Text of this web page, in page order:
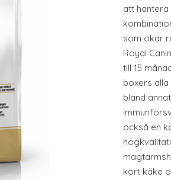
att hantera
som ökar
Royal
till 15
boxers alla
bland
också en
kort käke